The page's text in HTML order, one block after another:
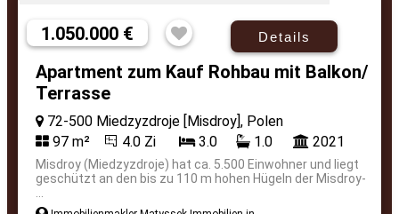
1.050.000 € Details
Apartment zum Kauf Rohbau mit Balkon/
Terrasse
72-500 Miedzyzdroje [Misdroy], Polen
97 m²
4.0 Zi 3.0 1.0 2021
Misdroy (Miedzyzdroje) hat ca. 5.500 Einwohner und liegt
geschützt an den bis zu 110 m hohen Hügeln der Misdroy-